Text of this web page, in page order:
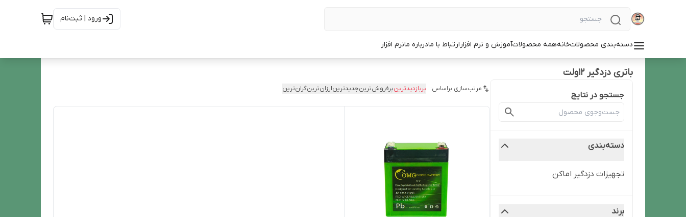
ورود | ثبت‌نام
دسته‌بندی محصولاتخانههمه محصولاتآموزش و نرم افزارارتباط با مادرباره مانرم افزار
باتری دزدگیر 12ولت
جستجو در نتایج
دسته‌بندی
تجهیزات دزدگیر اماکن
برند
مرتب‌سازی براساس: پربازدیدترینپرفروش‌ترینجدیدترینارزان‌ترینگران‌ترین